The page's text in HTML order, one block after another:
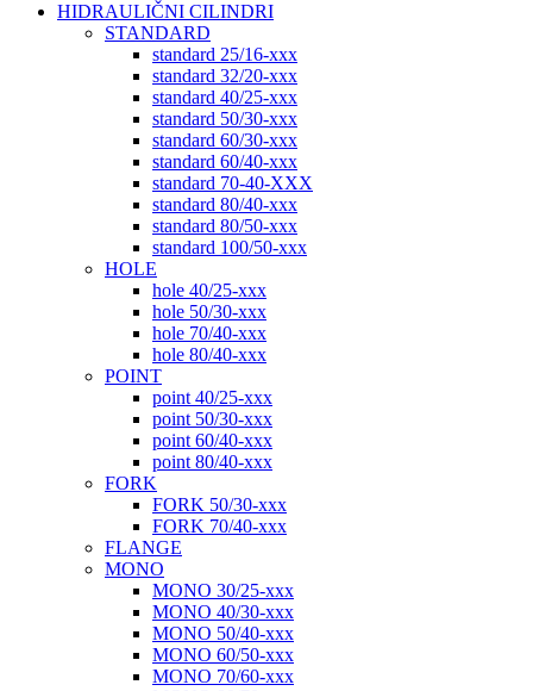
HIDRAULIČNI CILINDRI
STANDARD
standard 25/16-xxx
standard 32/20-xxx
standard 40/25-xxx
standard 50/30-xxx
standard 60/30-xxx
standard 60/40-xxx
standard 70-40-XXX
standard 80/40-xxx
standard 80/50-xxx
standard 100/50-xxx
HOLE
hole 40/25-xxx
hole 50/30-xxx
hole 70/40-xxx
hole 80/40-xxx
POINT
point 40/25-xxx
point 50/30-xxx
point 60/40-xxx
point 80/40-xxx
FORK
FORK 50/30-xxx
FORK 70/40-xxx
FLANGE
MONO
MONO 30/25-xxx
MONO 40/30-xxx
MONO 50/40-xxx
MONO 60/50-xxx
MONO 70/60-xxx